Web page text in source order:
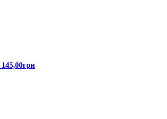
145,00грн